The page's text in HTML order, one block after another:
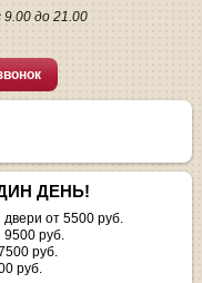
до 21.00
ДЕНЬ!
от 5500 руб.
руб.
руб.
руб.